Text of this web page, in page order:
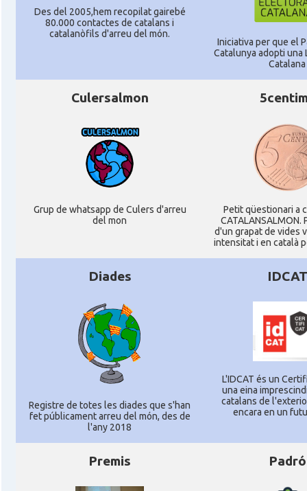
Des del 2005,hem recopilat gairebé
80.000 contactes de catalans i
catalanòfils d'arreu del món.
Iniciativa per que el
Catalunya adopti una
Catalana
Culersalmon
Grup de whatsapp de Culers d'arreu
del mon
Petit qüestionari a
CATALANSALMON.
d'un grapat de vides
intensitat i en català
Diades
Registre de totes les diades que s'han
fet públicament arreu del món, des de
l'any 2018
IDCAT
L'IDCAT és un
una eina
catalans de
encara en un
Premis Padró